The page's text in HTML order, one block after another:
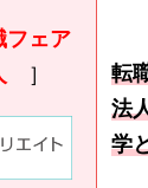
フェア
］
転
法
学